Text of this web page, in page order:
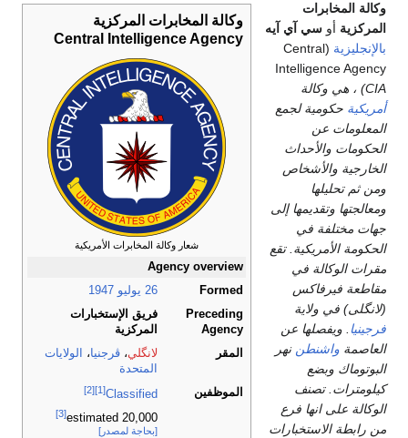
وكالة المخابرات المركزية
Central Intelligence Agency
شعار وكالة المخابرات الأمريكية
Agency overview
Formed
26 يوليو
1947
Preceding
Agency
فريق الإستخبارات
المركزية
المقر
لانگلي، ڤرجنيا،
الولايات
المتحدة
الموظفين
Classified
[1]
[2]
20,000 estimated
[3]
[بحاجة لمصدر]
وكالة المخابرات
المركزية أو سي آي آيه
بالإنجليزية
(Central
Intelligence Agency
(CIA ، هي وكالة
أمريكية حكومية لجمع
المعلومات عن
الحكومات والأحداث
الخارجية والأشخاص
ومن ثم تحليلها
ومعالجتها وتقديمها إلى
جهات مختلفة في
الحكومة الأمريكية. تقع
مقرات الوكالة في
مقاطعة فيرفاكس
(لانگلى) في ولاية
فرجينيا . ويفصلها عن
العاصمة واشنطن نهر
البوتوماك وبضع
كيلومترات. تصنف
الوكالة على انها فرع
من رابطة الاستخبارات